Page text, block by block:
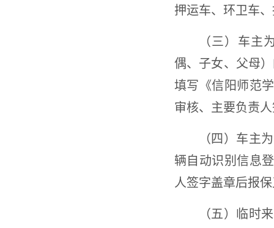
押运车、环卫车
（三）车主
偶、子女、父母
填写《信阳师范
审核、主要负责
（四）车主
辆自动识别信息
人签字盖章后报
（五）临时